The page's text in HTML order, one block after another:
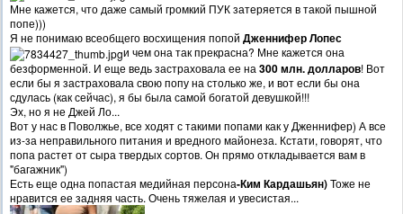
Мне кажется, что даже самый громкий ПУК затеряется в такой пышной
попе)))
Я не понимаю всеобщего восхищения попой Дженнифер Лопес
и чем она так прекрасна? Мне кажется она
безформенной. И еще ведь застраховала ее на 300 млн. долларов! Вот
если бы я застраховала свою попу на столько же, и вот если бы она
сдулась (как сейчас), я бы была самой богатой девушкой!!!
Эх, но я не Джей Ло...
Вот у нас в Поволжье, все ходят с такими попами как у Дженнифер) А все
из-за неправильного питания и вредного майонеза. Кстати, говорят, что
попа растет от сыра твердых сортов. Он прямо откладывается вам в
"багажник")
Есть еще одна попастая медийная персона-Ким Кардашьян)Тоже не
нравится ее задняя часть. Очень тяжелая и увесистая...